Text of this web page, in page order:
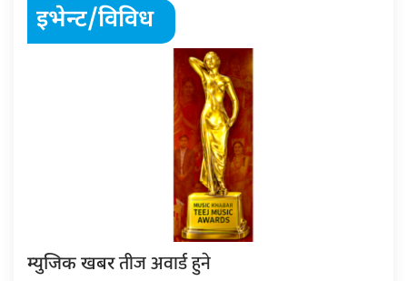
इभेन्ट/विविध
म्युजिक खबरतीज अवार्ड हुने